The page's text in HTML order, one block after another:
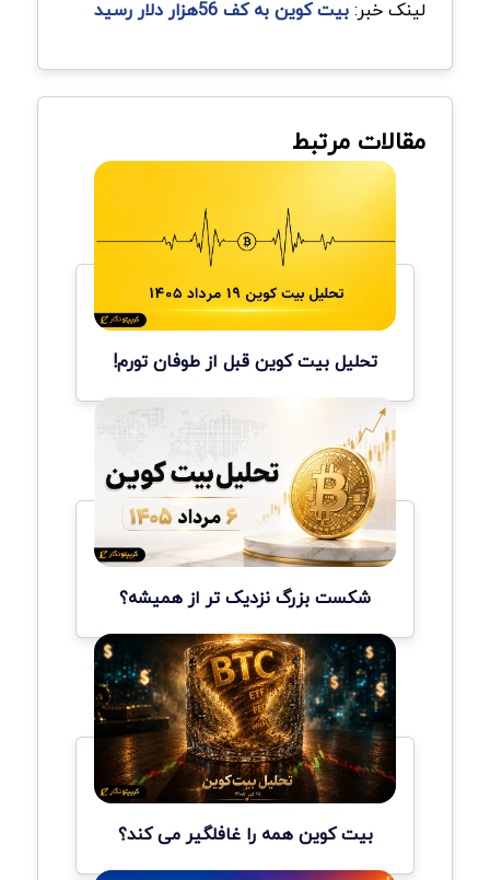
لینک خبر:بیت کوین به کف 56‌هزار دلار رسید
مقالات مرتبط
تحلیل بیت کوین قبل از طوفان تورم!
شکست بزرگ نزدیک تر از همیشه؟
بیت کوین همه را غافلگیر می کند؟